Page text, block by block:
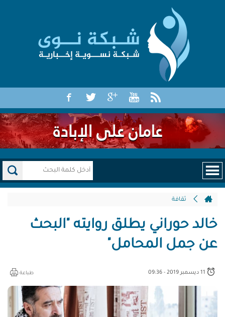
ثقافة
خالد حوراني يطلق روايته "البحث
عن جمل المحامل"
طباعة